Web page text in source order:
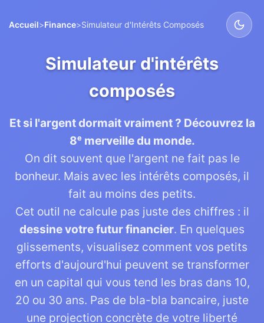
Accueil>Finance>Simulateur d'Intérêts Composés
Simulateur d'intérêts
composés
Et si l'argent dormait vraiment ? Découvrez la
8ᵉ merveille du monde.
On dit souvent que l'argent ne fait pas le
bonheur. Mais avec les intérêts composés, il
fait au moins des petits.
Cet outil ne calcule pas juste des chiffres : il
dessine votre futur financier. En quelques
glissements, visualisez comment vos petits
efforts d'aujourd'hui peuvent se transformer
en un capital qui vous tend les bras dans 10,
20 ou 30 ans. Pas de bla-bla bancaire, juste
une projection concrète de votre liberté